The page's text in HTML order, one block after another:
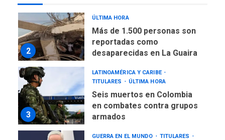
2
ÚLTIMA HORA
Más de 1.500 personas son
reportadas como
desaparecidas en La Guaira
3
LATINOAMÉRICA Y CARIBE
TITULARES
ÚLTIMA HORA
Seis muertos en Colombia
en combates contra grupos
armados
GUERRA EN EL MUNDO
TITULARES